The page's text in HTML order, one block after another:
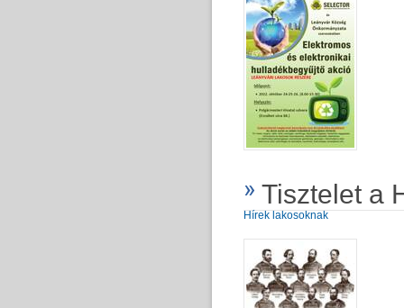
Tisztelet a
Hírek lakosoknak